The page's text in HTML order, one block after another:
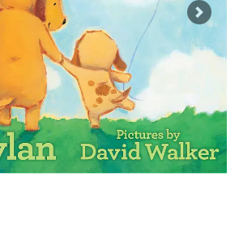
Next